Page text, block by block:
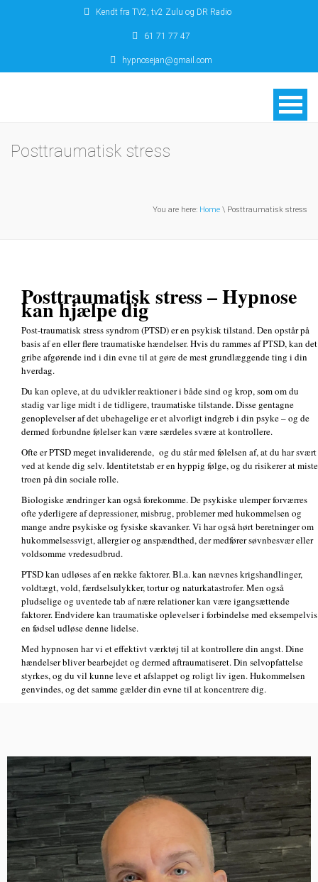
Kendt fra TV2, tv2 Zulu og DR Radio
61 71 77 47
hypnosejan@gmail.com
Posttraumatisk stress
You are here: Home \ Posttraumatisk stress
Posttraumatisk stress – Hypnose
kan hjælpe dig
Post-traumatisk stress syndrom (PTSD) er en psykisk tilstand. Den opstår på
basis af en eller flere traumatiske hændelser. Hvis du rammes af PTSD, kan det
gribe afgørende ind i din evne til at gøre de mest grundlæggende ting i din
hverdag.
Du kan opleve, at du udvikler reaktioner i både sind og krop, som om du
stadig var lige midt i de tidligere, traumatiske tilstande. Disse gentagne
genoplevelser af det ubehagelige er et alvorligt indgreb i din psyke – og de
dermed forbundne følelser kan være særdeles svære at kontrollere.
Ofte er PTSD meget invaliderende, og du står med følelsen af, at du har svært
ved at kende dig selv. Identitetstab er en hyppig følge, og du risikerer at miste
troen på din sociale rolle.
Biologiske ændringer kan også forekomme. De psykiske ulemper forværres
ofte yderligere af depressioner, misbrug, problemer med hukommelsen og
mange andre psykiske og fysiske skavanker. Vi har også hørt beretninger om
hukommelsessvigt, allergier og anspændthed, der medfører søvnbesvær eller
voldsomme vredesudbrud.
PTSD kan udløses af en række faktorer. Bl.a. kan nævnes krigshandlinger,
voldtægt, vold, færdselsulykker, tortur og naturkatastrofer. Men også
pludselige og uventede tab af nære relationer kan være igangsættende
faktorer. Endvidere kan traumatiske oplevelser i forbindelse med eksempelvis
en fødsel udløse denne lidelse.
Med hypnosen har vi et effektivt værktøj til at kontrollere din angst. Dine
hændelser bliver bearbejdet og dermed aftraumatiseret. Din selvopfattelse
styrkes, og du vil kunne leve et afslappet og roligt liv igen. Hukommelsen
genvindes, og det samme gælder din evne til at koncentrere dig.